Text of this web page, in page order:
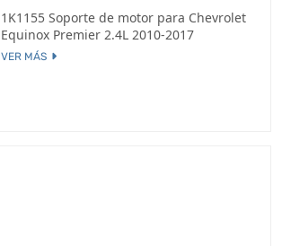
1K1155 Soporte de motor para Chevrolet
Equinox Premier 2.4L 2010-2017
VER MÁS